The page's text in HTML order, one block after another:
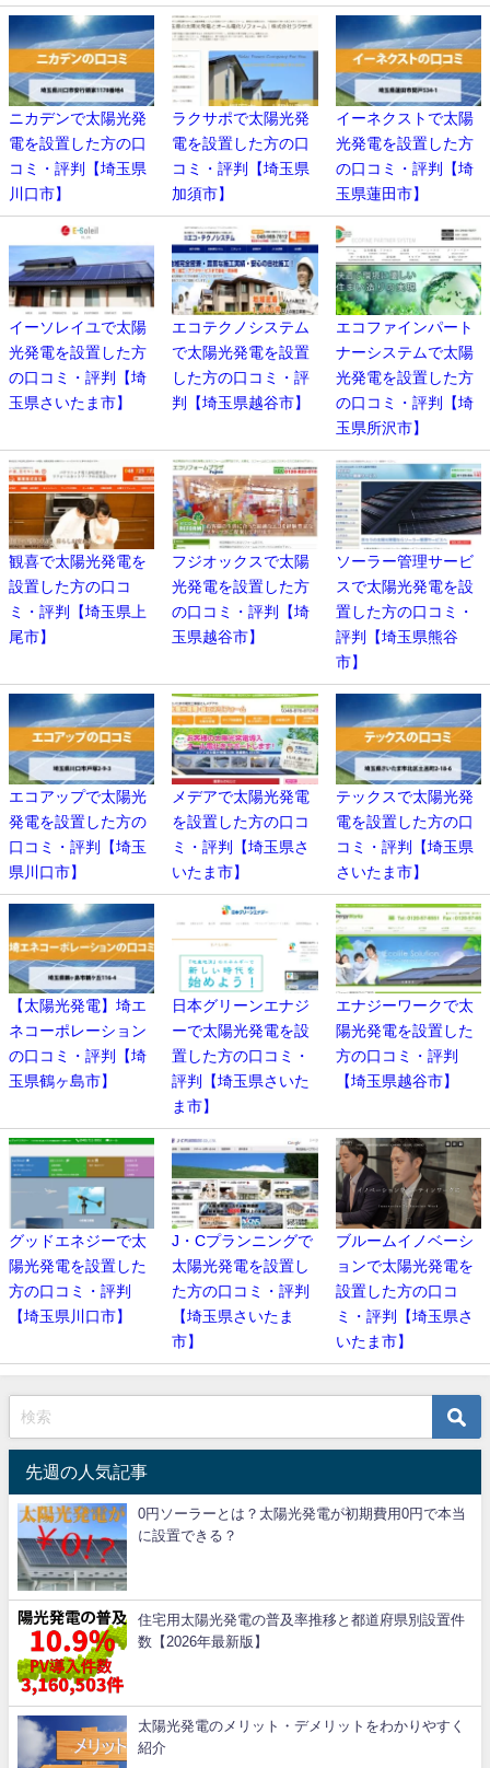
ニカデンで太陽光発
電を設置した方の口
コミ・評判【埼玉県
川口市】
ラクサポで太陽光発
電を設置した方の口
コミ・評判【埼玉県
加須市】
イーネクストで太陽
光発電を設置した方
の口コミ・評判【埼
玉県蓮田市】
イーソレイユで太陽
光発電を設置した方
の口コミ・評判【埼
玉県さいたま市】
エコテクノシステム
で太陽光発電を設置
した方の口コミ・評
判【埼玉県越谷市】
エコファインパート
ナーシステムで太陽
光発電を設置した方
の口コミ・評判【埼
玉県所沢市】
観喜で太陽光発電を
設置した方の口コ
ミ・評判【埼玉県上
尾市】
フジオックスで太陽
光発電を設置した方
の口コミ・評判【埼
玉県越谷市】
ソーラー管理サービ
スで太陽光発電を設
置した方の口コミ・
評判【埼玉県熊谷
市】
エコアップで太陽光
発電を設置した方の
口コミ・評判【埼玉
県川口市】
メデアで太陽光発電
を設置した方の口コ
ミ・評判【埼玉県さ
いたま市】
テックスで太陽光発
電を設置した方の口
コミ・評判【埼玉県
さいたま市】
【太陽光発電】埼エ
ネコーポレーション
の口コミ・評判【埼
玉県鶴ヶ島市】
日本グリーンエナジ
ーで太陽光発電を設
置した方の口コミ・
評判【埼玉県さいた
ま市】
エナジーワークで太
陽光発電を設置した
方の口コミ・評判
【埼玉県越谷市】
グッドエネジーで太
陽光発電を設置した
方の口コミ・評判
【埼玉県川口市】
J・Cプランニングで
太陽光発電を設置し
た方の口コミ・評判
【埼玉県さいたま
市】
ブルームイノベーシ
ョンで太陽光発電を
設置した方の口コ
ミ・評判【埼玉県さ
いたま市】
先週の人気記事
0円ソーラーとは？太陽光発電が初期費用0円で本当
に設置できる？
住宅用太陽光発電の普及率推移と都道府県別設置件
数【2026年最新版】
太陽光発電のメリット・デメリットをわかりやすく
紹介